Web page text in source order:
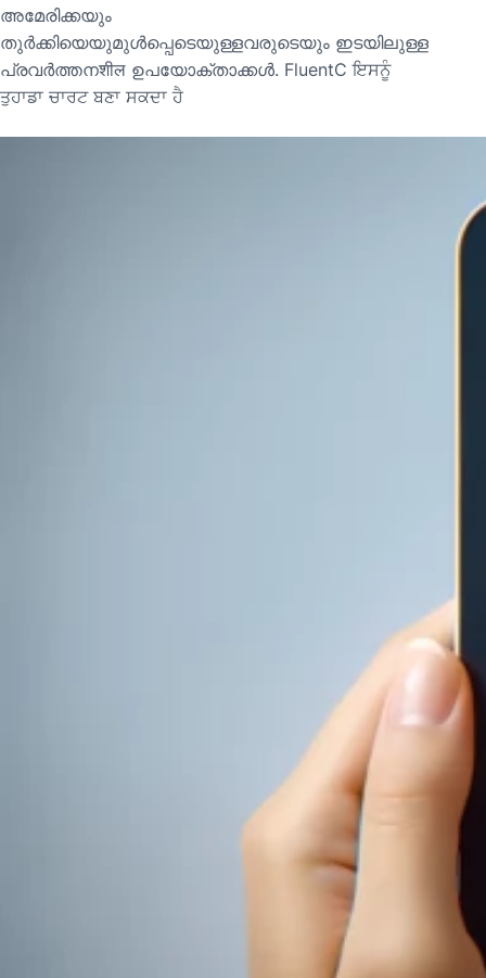
അമേരിക്കയും
തുർക്കിയെയുമുൾപ്പെടെയുള്ളവരുടെയും ഇടയിലുള്ള
പ്രവർത്തനशील ഉപയോക്താക്കൾ. FluentC ਇਸਨੂੰ
ਤੁਹਾਡਾ ਚਾਰਟ ਬਣਾ ਸਕਦਾ ਹੈ